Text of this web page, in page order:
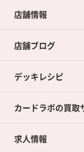
店舗情報
店舗ブログ
デッキレシピ
カードラボの買取
カードラボの買取
求人情報